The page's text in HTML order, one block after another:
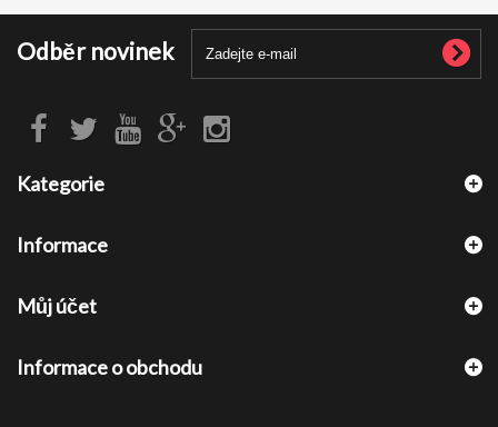
Odběr novinek
Kategorie
Informace
Můj účet
Informace o obchodu